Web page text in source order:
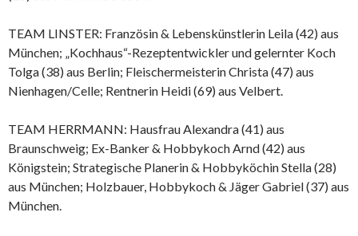
TEAM LINSTER: Französin & Lebenskünstlerin Leila (42) aus
München; „Kochhaus“-Rezeptentwickler und gelernter Koch
Tolga (38) aus Berlin; Fleischermeisterin Christa (47) aus
Nienhagen/Celle; Rentnerin Heidi (69) aus Velbert.
TEAM HERRMANN: Hausfrau Alexandra (41) aus
Braunschweig; Ex-Banker & Hobbykoch Arnd (42) aus
Königstein; Strategische Planerin & Hobbyköchin Stella (28)
aus München; Holzbauer, Hobbykoch & Jäger Gabriel (37) aus
München.